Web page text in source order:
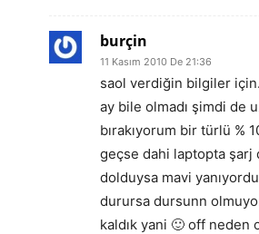
burçin
11 Kasım 2010 De 21:36
saol verdiğin bilgiler
ay bile olmadı şimdi de
bırakıyorum bir türlü %
geçse dahi laptopta şarj
dolduysa mavi
durursa dursunn
kaldık yani 🙂 off